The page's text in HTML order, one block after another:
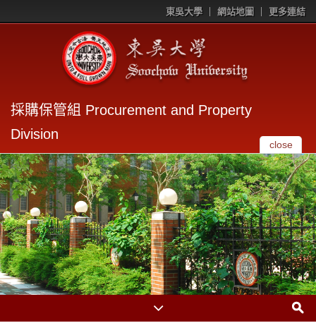
東吳大學 網站地圖 更多連結
採購保管組 Procurement and Property
Division
close